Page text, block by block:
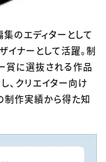
のエディターとして
ナーとして活躍。制
賞に選抜される作品
、クリエイター向け
制作実績から得た知